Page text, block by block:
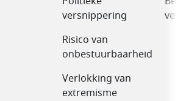
versnippering
Risico van
onbestuurbaarheid
Verlokking van
extremisme